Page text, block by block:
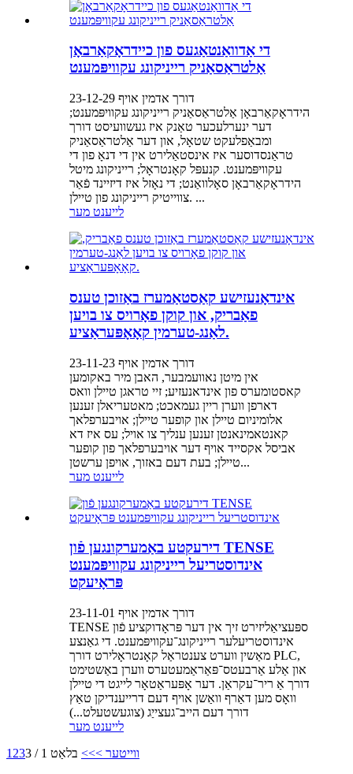
די אַדוואַנטאַגעס פון כיידראָקאַרבאָן
אַלטראַסאַניק רייניקונג עקוויפּמענט
דורך אדמין אויף 23-12-29
הידראָקאַרבאָן אַלטראַסאַניק רייניקונג עקוויפּמענט;
דער ינערלעכער טאַנק איז געשוועיסט דורך
ומבאַפלעקט שטאָל, און דער אַלטראַסאַניק
טראַנסדוסער איז אינסטאַלירט אין די דנאָ פון די
עקוויפּמענט. קנעפּל קאָנטראָל; רייניקונג מיטל
הידראָקאַרבאָן סאָלוואַנט; די נאָזל איז דיזיינד פֿאַר
צווייטיק רייניקונג פון טיילן. ...
לייענט מער
אינדאָנעזישע קאַסטאַמערז באַזוכן טענס
פאַבריק, און קוקן פאָרויס צו בויען
לאַנג-טערמין קאָאָפּעראַציע.
דורך אדמין אויף 23-11-23
אין מיטן נאוועמבער, האבן מיר באקומען
קאסטומערס פון אינדאנעזיע; זיי טראגן טיילן וואס
דארפן ווערן ריין געמאכט; מאטעריאלן זענען
אלומיניום טיילן און קופער טיילן; אויבערפלאך
קאנטאמינאנטן זענען ענליך צו אויל; עס איז דא
אביסל אקסייד אויף דער אויבערפלאך פון קופער
טיילן; בעת דעם באזוך, אויפן ערשטן...
לייענט מער
דירעקטע באַמערקונגען פֿון TENSE
אינדוסטריעל רייניקונג עקוויפּמענט
פּראָיעקט
דורך אדמין אויף 23-11-01
TENSE ספּעציאַליזירט זיך אין דער פּראָדוקציע פֿון
אינדוסטריעלער רייניקונג־עקוויפּמענט. די גאַנצע
מאַשין ווערט צענטראַל קאָנטראָלירט דורך PLC,
און אַלע אַרבעטס־פּאַראַמעטערס ווערן באַשטימט
דורך אַ ריר־עקראַן. דער אָפּעראַטאָר לייגט די טיילן
וואָס מען דאַרף וואַשן אויף דעם דרייענדיקן טאַץ
דורך דעם הייב־געצייַג (צוגעשטעלט...)
לייענט מער
1 23 ווייטער >>> בלאַט 1 / 3